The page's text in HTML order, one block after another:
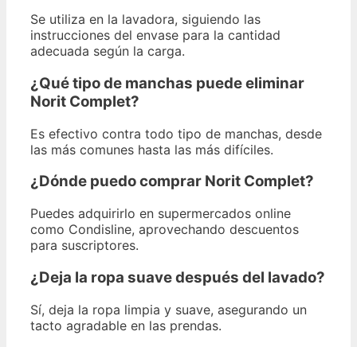
Se utiliza en la lavadora, siguiendo las
instrucciones del envase para la cantidad
adecuada según la carga.
¿Qué tipo de manchas puede eliminar
Norit Complet?
Es efectivo contra todo tipo de manchas, desde
las más comunes hasta las más difíciles.
¿Dónde puedo comprar Norit Complet?
Puedes adquirirlo en supermercados online
como Condisline, aprovechando descuentos
para suscriptores.
¿Deja la ropa suave después del lavado?
Sí, deja la ropa limpia y suave, asegurando un
tacto agradable en las prendas.